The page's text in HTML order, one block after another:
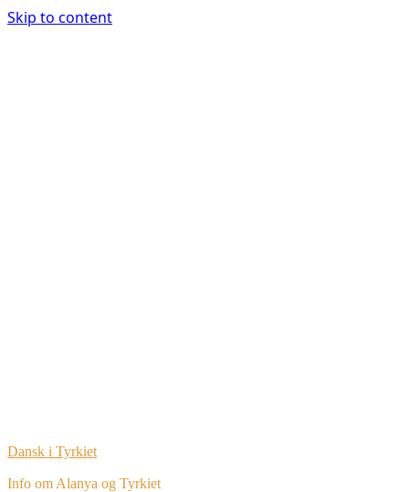
Skip to content
Dansk i Tyrkiet
Info om Alanya og Tyrkiet